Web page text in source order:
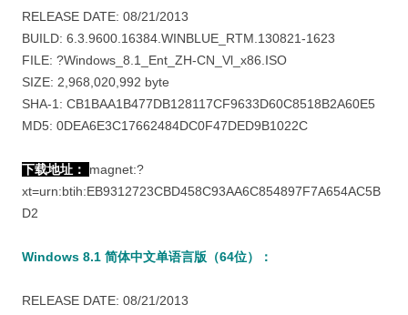
RELEASE DATE: 08/21/2013
BUILD: 6.3.9600.16384.WINBLUE_RTM.130821-1623
FILE: ?Windows_8.1_Ent_ZH-CN_Vl_x86.ISO
SIZE: 2,968,020,992 byte
SHA-1: CB1BAA1B477DB128117CF9633D60C8518B2A60E5
MD5: 0DEA6E3C17662484DC0F47DED9B1022C
下载地址： magnet:?
xt=urn:btih:EB9312723CBD458C93AA6C854897F7A654AC5B
D2
Windows 8.1 简体中文单语言版（64位）：
RELEASE DATE: 08/21/2013